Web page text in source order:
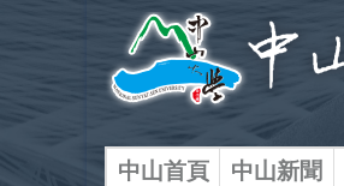
中山首頁 中山新聞